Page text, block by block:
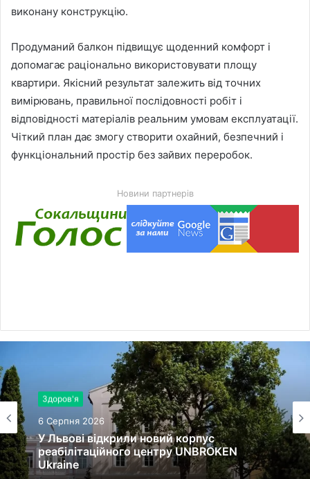
виконану конструкцію.
Продуманий балкон підвищує щоденний комфорт і
допомагає раціонально використовувати площу
квартири. Якісний результат залежить від точних
вимірювань, правильної послідовності робіт і
відповідності матеріалів реальним умовам експлуатації.
Чіткий план дає змогу створити охайний, безпечний і
функціональний простір без зайвих переробок.
Новини партнерів
Здоров'я
6 Серпня 2026
У Львові відкрили новий корпус
реабілітаційного центру UNBROKEN
Ukraine